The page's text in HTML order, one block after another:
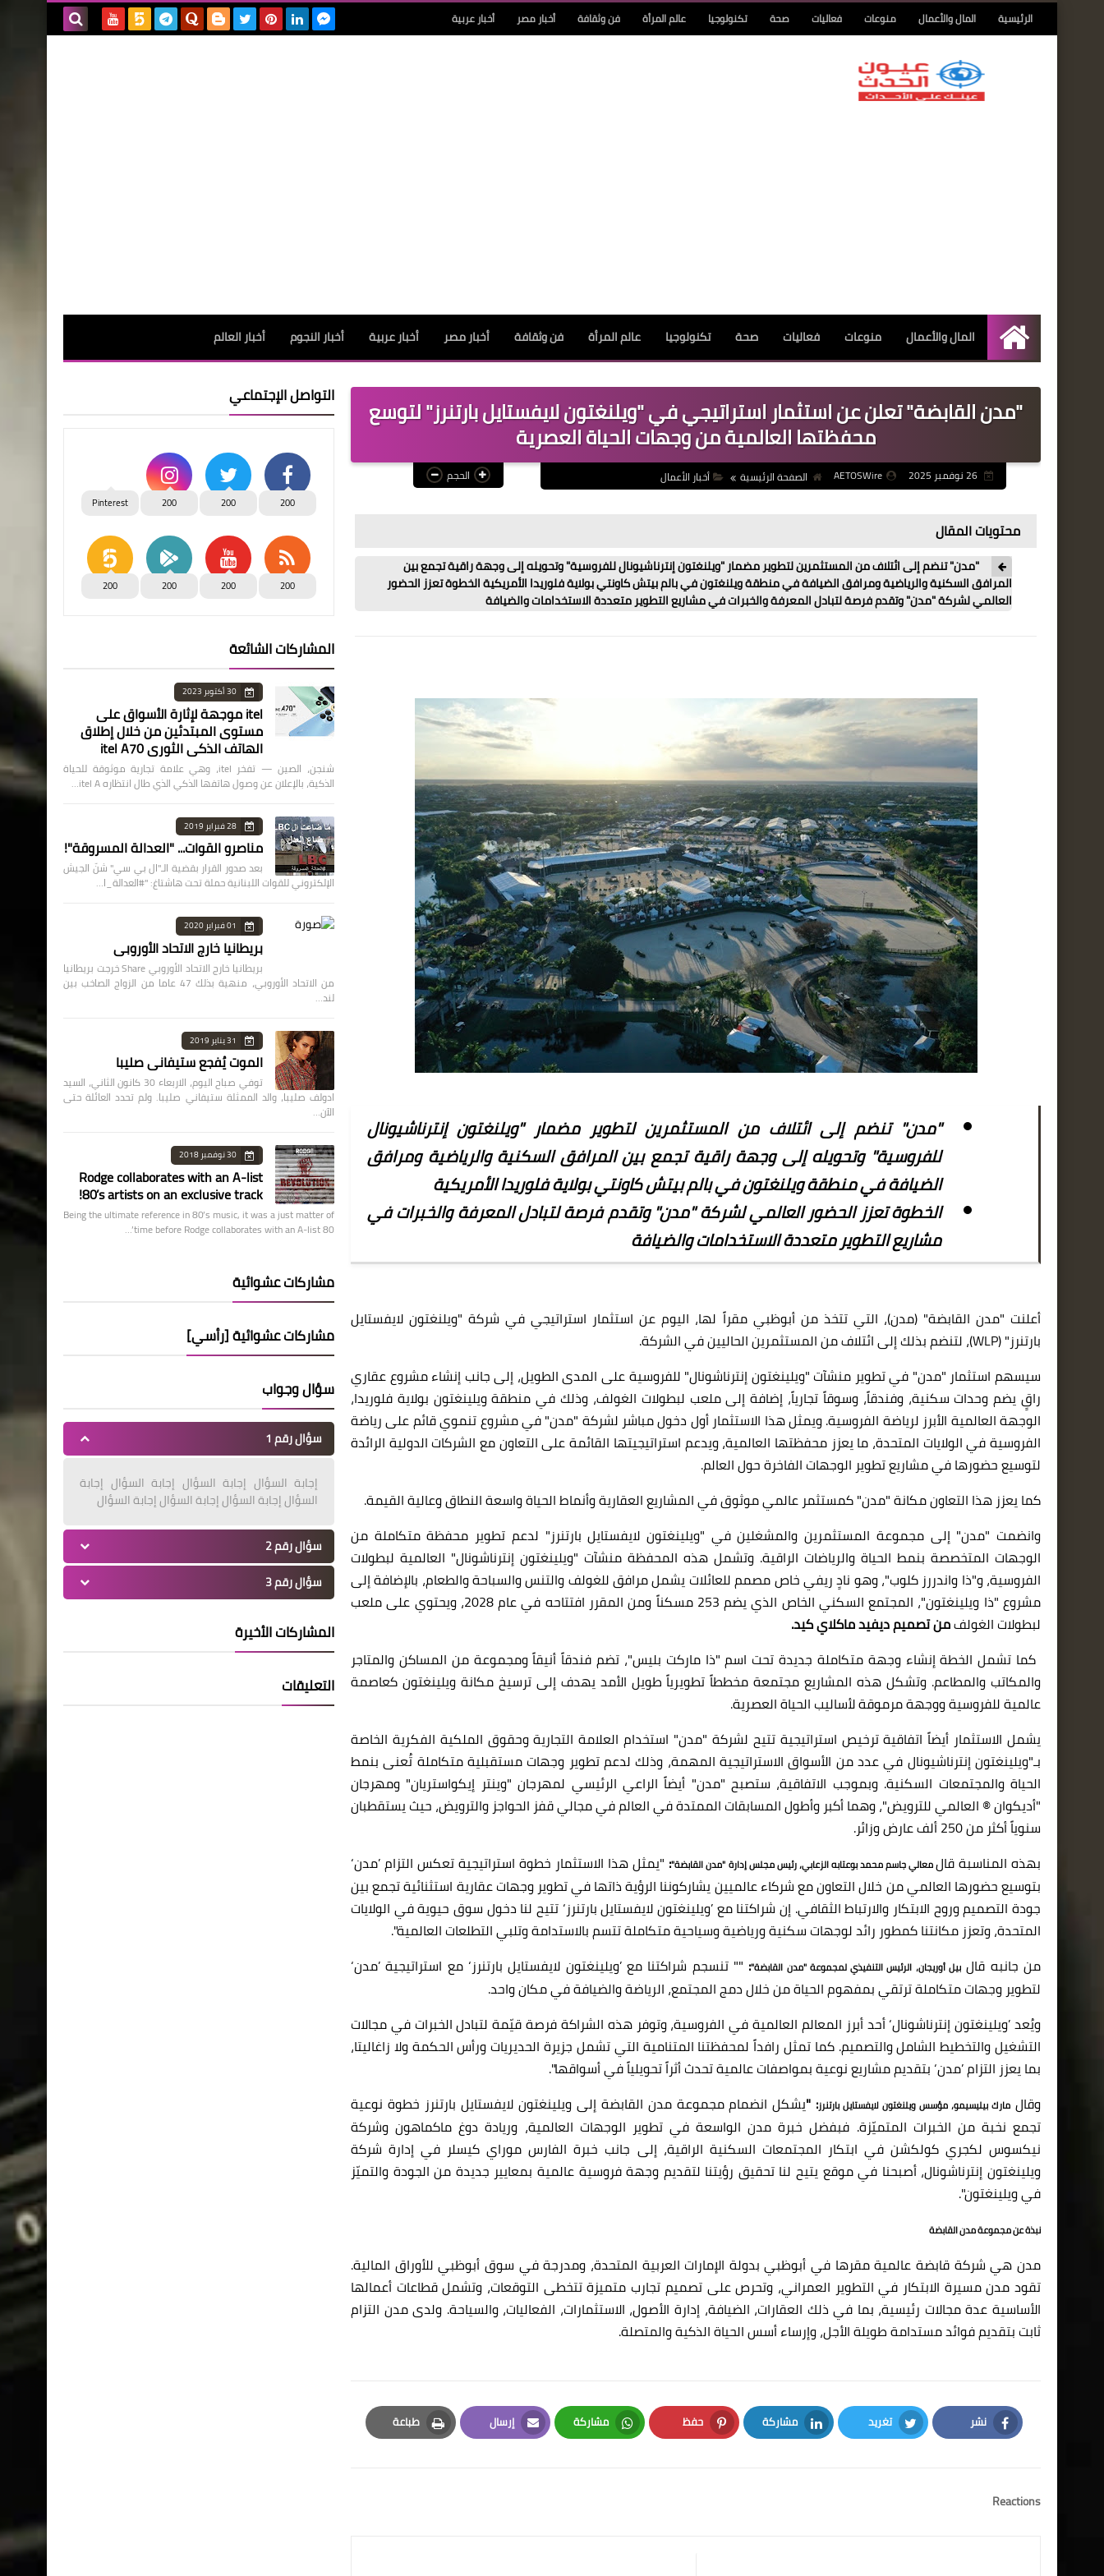
الرئيسية المال والأعمال منوعات فعاليات صحة تكنولوجيا عالم المرأة فن وثقافة أخبار مصر أخبار عربية
الرئيسية
المال والأعمال منوعات فعاليات صحة تكنولوجيا عالم المرأة فن وثقافة أخبار مصر أخبار عربية أخبار النجوم أخبار العالم
"مدن القابضة" تعلن عن استثمار استراتيجي في "ويلنغتون لايفستايل بارتنرز" لتوسع
محفظتها العالمية من وجهات الحياة العصرية
AETOSWire الصفحة الرئيسية أخبار الأعمال الحجم
محتويات المقال
"مدن" تنضم إلى ائتلاف من المستثمرين لتطوير مضمار "ويلنغتون إنترناشيونال للفروسية" وتحويله إلى وجهة راقية تجمع بين
المرافق السكنية والرياضية ومرافق الضيافة في منطقة ويلنغتون في بالم بيتش كاونتي بولاية فلوريدا الأمريكية الخطوة تعزز الحضور
العالمي لشركة "مدن" وتقدم فرصة لتبادل المعرفة والخبرات في مشاريع التطوير متعددة الاستخدامات والضيافة
"مدن" تنضم إلى ائتلاف من المستثمرين لتطوير مضمار "ويلنغتون إنترناشيونال
للفروسية" وتحويله إلى وجهة راقية تجمع بين المرافق السكنية والرياضية ومرافق
الضيافة في منطقة ويلنغتون في بالم بيتشكاونتيبولاية فلوريدا الأمريكية
الخطوة تعزز الحضور العالمي لشركة "مدن" وتقدم فرصة لتبادل المعرفة والخبرات في
مشاريع التطوير متعددة الاستخدامات والضيافة
أعلنت "مدن القابضة" (مدن)، التي تتخذ من أبوظبي مقراً لها، اليوم عن استثمار استراتيجي في شركة "ويلنغتون لايفستايل
بارتنرز"
(
WLP)، لتنضم بذلك إلى ائتلاف من المستثمرين الحاليين في الشركة.
سيسهم استثمار "مدن" في تطوير منشآت "ويلينغتون إنترناشونال" للفروسية على المدى الطويل، إلى جانب إنشاء مشروع عقاري
راقٍ يضم وحدات سكنية، وفندقاً، وسوقاً تجارياً، إضافة إلى ملعب لبطولات الغولف، وذلك في منطقة ويلينغتون بولاية فلوريدا،
الوجهة العالمية الأبرز لرياضة الفروسية.ويمثل هذا الاستثمار أول دخول مباشر لشركة "مدن" في مشروع تنموي قائم على رياضة
الفروسية في الولايات المتحدة، ما يعزز محفظتها العالمية، ويدعم استراتيجيتها القائمة على التعاون مع الشركات الدولية الرائدة
لتوسيع حضورها في مشاريع تطوير الوجهات الفاخرة حول العالم.
كما يعزز هذا التعاون مكانة "مدن" كمستثمر عالمي موثوق في المشاريع العقارية وأنماط الحياة واسعة النطاق وعالية القيمة.
وانضمت "مدن" إلى مجموعة المستثمرين والمشغلين في "ويلينغتون لايفستايل بارتنرز" لدعم تطوير محفظة متكاملة من
الوجهات المتخصصة بنمط الحياة والرياضات الراقية. وتشمل هذه المحفظة منشآت "ويلينغتون إنترناشونال" العالمية لبطولات
الفروسية، و"ذا واندررز كلوب"، وهو نادٍ ريفي خاص مصمم للعائلات يشمل مرافق للغولف والتنس والسباحة والطعام، بالإضافة إلى
مشروع "ذا ويلينغتون"، المجتمع السكني الخاص الذي يضم 253 مسكناً ومن المقرر افتتاحه في عام2028، ويحتوي على ملعب
لبطولات الغولفمن تصميم ديفيد ماكلاي كيد.
كما تشمل الخطة إنشاء وجهة متكاملة جديدة تحت اسم "ذا ماركت بليس"، تضم فندقاً أنيقاً ومجموعة من المساكن والمتاجر
والمكاتب والمطاعم. وتشكل هذه المشاريع مجتمعة مخططاً تطويرياً طويل الأمد يهدف إلى ترسيخ مكانة ويلينغتون كعاصمة
عالمية للفروسية ووجهة مرموقة لأساليب الحياة العصرية.
يشمل الاستثمار أيضاً اتفاقية ترخيص استراتيجية تتيح لشركة "مدن" استخدام العلامة التجارية وحقوق الملكية الفكرية الخاصة
بـ"ويلينغتون إنترناشيونال في عدد من الأسواق الاستراتيجية المهمة، وذلك لدعم تطوير وجهات مستقبلية متكاملة تُعنى بنمط
الحياة والمجتمعات السكنية. وبموجب الاتفاقية، ستصبح "مدن" أيضاً الراعي الرئيسي لمهرجان "وينتر إيكواستريان" ومهرجان
"أديكوان ® العالمي للترويض"، وهما أكبر وأطول المسابقات الممتدة في العالم في مجالي قفز الحواجز والترويض، حيث يستقطبان
سنوياً أكثر من250ألف عارض وزائر.
بهذه المناسبة قالمعالي جاسم محمد بوعتابه الزعابي، رئيس مجلس إدارة "مدن القابضة": "يمثل هذا الاستثمار خطوة استراتيجية تعكس التزام ’مدن‘
بتوسيع حضورها العالمي من خلال التعاون مع شركاء عالميين يشاركوننا الرؤية ذاتها في تطوير وجهات عقارية استثنائية تجمع بين
جودة التصميم وروح الابتكار والارتباط الثقافي. إن شراكتنا مع ’ويلينغتون لايفستايل بارتنرز‘ تتيح لنا دخول سوق حيوية في الولايات
المتحدة، وتعزز مكانتنا كمطور رائد لوجهات سكنية ورياضية وسياحية متكاملة تتسم بالاستدامة وتلبي التطلعات العالمية".
من جانبه قال بيل أوريجان، الرئيس التنفيذي لمجموعة "مدن القابضة":
"
"تنسجم شراكتنا مع ’ويلينغتون لايفستايل بارتنرز‘ مع استراتيجية ’مدن‘
لتطوير وجهات متكاملةترتقي بمفهوم الحياة من خلال دمج المجتمع، الرياضة والضيافة في مكان واحد.
ويُعد ’ويلينغتون إنترناشونال‘ أحد أبرز المعالم العالمية في الفروسية، وتوفر هذه الشراكة فرصة قيّمة لتبادل الخبرات في مجالات
التشغيل والتخطيط الشامل والتصميم. كما تمثل رافداً لمحفظتنا المتنامية التي تشمل جزيرة الحديريات ورأس الحكمة ولا زاغاليتا،
بما يعزز التزام ’مدن‘ بتقديم مشاريع نوعية بمواصفات عالمية تحدث أثراً تحويلياً في أسواقها."
وقال مارك بيليسيمو، مؤسس ويلنغتون لايفستايل بارتنرز: "يشكل انضمام مجموعة مدن القابضة إلى ويلينغتون لايفستايل بارتنرز خطوة نوعية
تجمع نخبة من الخبرات المتميّزة. فبفضل خبرة مدن الواسعة في تطوير الوجهات العالمية، وريادة دوغ ماكماهون وشركة
نيكسوس لكجري كولكشن في ابتكار المجتمعات السكنية الراقية، إلى جانب خبرة الفارس موراي كيسلر في إدارة شركة
ويلينغتون إنترناشونال، أصبحنا في موقع يتيح لنا تحقيق رؤيتنا لتقديم وجهة فروسية عالمية بمعايير جديدة من الجودة والتميّز
في ويلينغتون".
نبذة عن مجموعة مدن القابضة
مدن هي شركة قابضة عالمية مقرها في أبوظبي بدولة الإمارات العربية المتحدة، ومدرجة في سوق أبوظبي للأوراق المالية.
تقود مدن مسيرة الابتكار في التطوير العمراني، وتحرص على تصميم تجارب متميزة تتخطى التوقعات، وتشمل قطاعات أعمالها
الأساسية عدة مجالات رئيسية، بما في ذلك العقارات، الضيافة، إدارة الأصول، الاستثمارات، الفعاليات، والسياحة. ولدى مدن التزام
ثابت بتقديم فوائد مستدامة طويلة الأجل، وإرساء أسس الحياة الذكية والمتصلة.
نشر
Facebook
تغريد
Twitter
مشاركة
LinkedIn
حفظ
Pinterest
مشاركة
Whatsapp
إرسال
Email
طباعة
Print
Reactions
التواصل الإجتماعي
200
200
200
Pinterest
200
200
200
200
المشاركات الشائعة
30 أكتوبر 2023
itel موجهة لإثارة الأسواق على
مستوى المبتدئين من خلال إطلاق
الهاتف الذكي الثوري itel A70
شنجن، الصين — تفخر itel، وهي علامة تجارية موثوقة للحياة
الذكية، بالإعلان عن وصول هاتفها الذكي الذي طال انتظاره itel A…
28 فبراير 2019
مناصرو القوات... "العدالة المسروقة"!
بعد صدور القرار بقضية الـ"ال بي سي" شنّ الجيش
الإلكتروني للقوات اللبنانية حملة تحت هاشتاغ: "#العدالة_ا…
01 فبراير 2020
بريطانيا خارج الاتحاد الأوروبي
بريطانيا خارج الاتحاد الأوروبي Share خرجت بريطانيا
من الاتحاد الأوروبي، منهية بذلك 47 عاما من الزواج الصاخب بين
لند…
31 يناير 2019
الموت يُفجع ستيفاني صليبا
توفي صباح اليوم، الاربعاء 30 كانون الثاني، السيد
ادولف صليبا، والد الممثلة ستيفاني صليبا. ولم تحدد العائلة حتى
الآن…
30 نوفمبر 2018
Rodge collaborates with an A-list
80’s artists on an exclusive track!
Being the ultimate reference in 80’s music, it was a just matter of
time before Rodge collaborates with an A-list 80’…
مشاركات عشوائية
مشاركات عشوائية [رأسي]
سؤال وجواب
سؤال رقم 1
إجابة السؤال إجابة السؤال إجابة السؤال إجابة
السؤال إجابة السؤال إجابة السؤال إجابة السؤال
سؤال رقم 2
سؤال رقم 3
المشاركات الأخيرة
التعليقات